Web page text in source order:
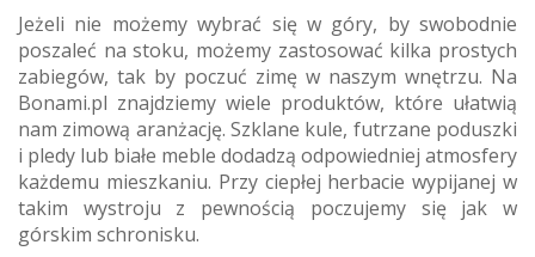
Jeżeli nie możemy wybrać się w góry, by swobodnie
poszaleć na stoku, możemy zastosować kilka prostych
zabiegów, tak by poczuć zimę w naszym wnętrzu. Na
Bonami.pl znajdziemy wiele produktów, które ułatwią
nam zimową aranżację. Szklane kule, futrzane poduszki
i pledy lub białe meble dodadzą odpowiedniej atmosfery
każdemu mieszkaniu. Przy ciepłej herbacie wypijanej w
takim wystroju z pewnością poczujemy się jak w
górskim schronisku.